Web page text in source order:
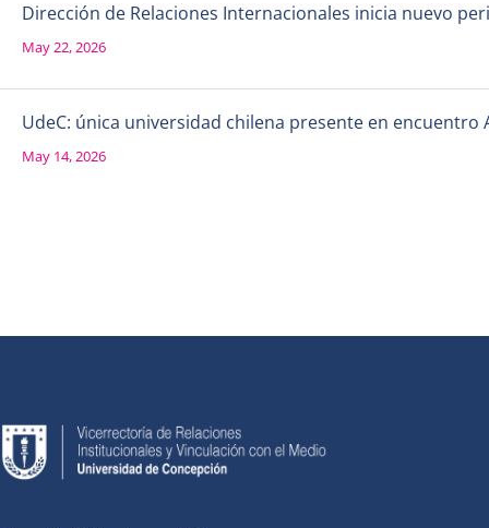
Dirección de Relaciones Internacionales inicia nuevo
May 22, 2026
UdeC: única universidad chilena presente en
May 14, 2026